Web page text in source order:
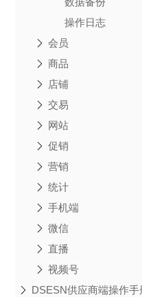
操作日志
会员
商品
店铺
交易
网站
促销
营销
统计
手机端
微信
直播
视频号
DSESN供应商端操作手